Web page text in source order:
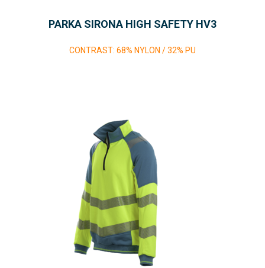
PARKA SIRONA HIGH SAFETY HV3
CONTRAST: 68% NYLON / 32% PU